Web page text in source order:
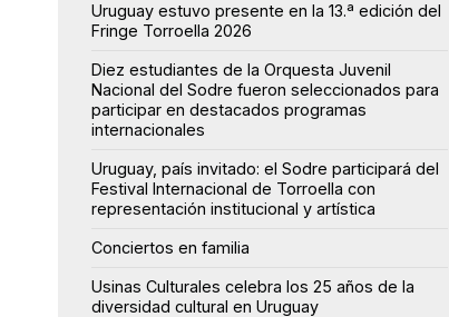
Uruguay estuvo presente en la 13.ª edición del
Fringe Torroella 2026
Diez estudiantes de la Orquesta Juvenil
Nacional del Sodre fueron seleccionados para
participar en destacados programas
internacionales
Uruguay, país invitado: el Sodre participará del
Festival Internacional de Torroella con
representación institucional y artística
Conciertos en familia
Usinas Culturales celebra los 25 años de la
diversidad cultural en Uruguay